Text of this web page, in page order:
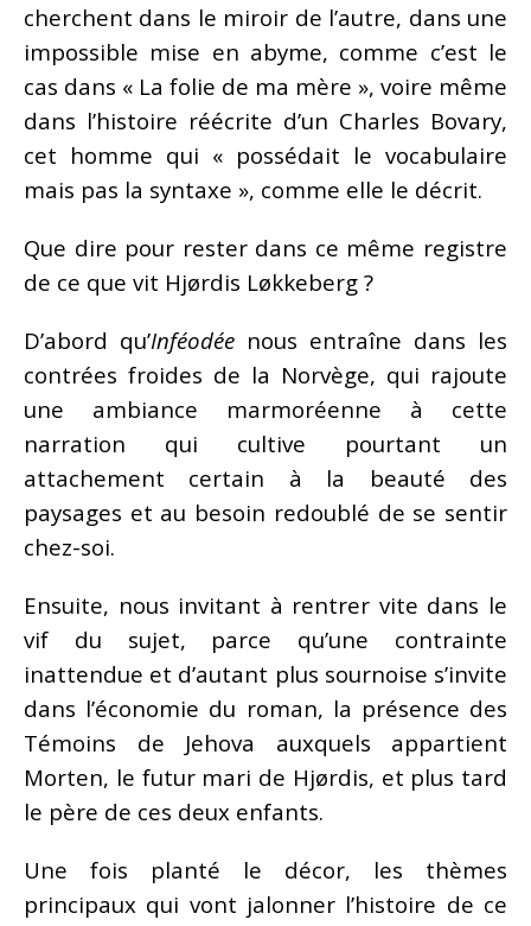
cherchent dans le miroir de l’autre, dans une
impossible mise en abyme, comme c’est le
cas dans « La folie de ma mère », voire même
dans l’histoire réécrite d’un Charles Bovary,
cet homme qui « possédait le vocabulaire
mais pas la syntaxe », comme elle le décrit.
Que dire pour rester dans ce même registre
de ce que vit Hjørdis Løkkeberg ?
D’abord qu’Inféodée nous entraîne dans les
contrées froides de la Norvège, qui rajoute
une ambiance marmoréenne à cette
narration qui cultive pourtant un
attachement certain à la beauté des
paysages et au besoin redoublé de se sentir
chez-soi.
Ensuite, nous invitant à rentrer vite dans le
vif du sujet, parce qu’une contrainte
inattendue et d’autant plus sournoise s’invite
dans l’économie du roman, la présence des
Témoins de Jehova auxquels appartient
Morten, le futur mari de Hjørdis, et plus tard
le père de ces deux enfants.
Une fois planté le décor, les thèmes
principaux qui vont jalonner l’histoire de ce